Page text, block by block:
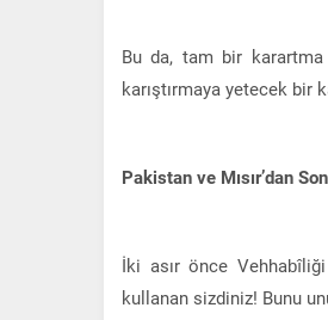
Bu da, tam bir
karıştırmaya yetecek bir
Pakistan ve Mısır’dan
İki asır önce Vehhabîliği
kullanan sizdiniz! Bunu